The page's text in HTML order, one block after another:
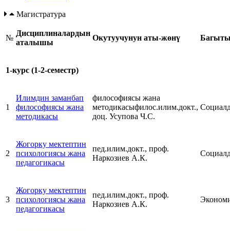
Магистратура
№
Дисциплиналардын
аталышы
Окутуучунун аты-жөнү
1-курс (1-2-семестр)
1
Илимдин заманбап
философиясы жана
методикасы
философиясы жана
методикасыфилос.илим.докт.,
доц. Усупова Ч.С.
2
Жогорку мектептин
психологиясы жана
педагогикасы
пед.илим.докт., проф.
Наркозиев А.К.
3
Жогорку мектептин
психологиясы жана
педагогикасы
пед.илим.докт., проф.
Наркозиев А.К.